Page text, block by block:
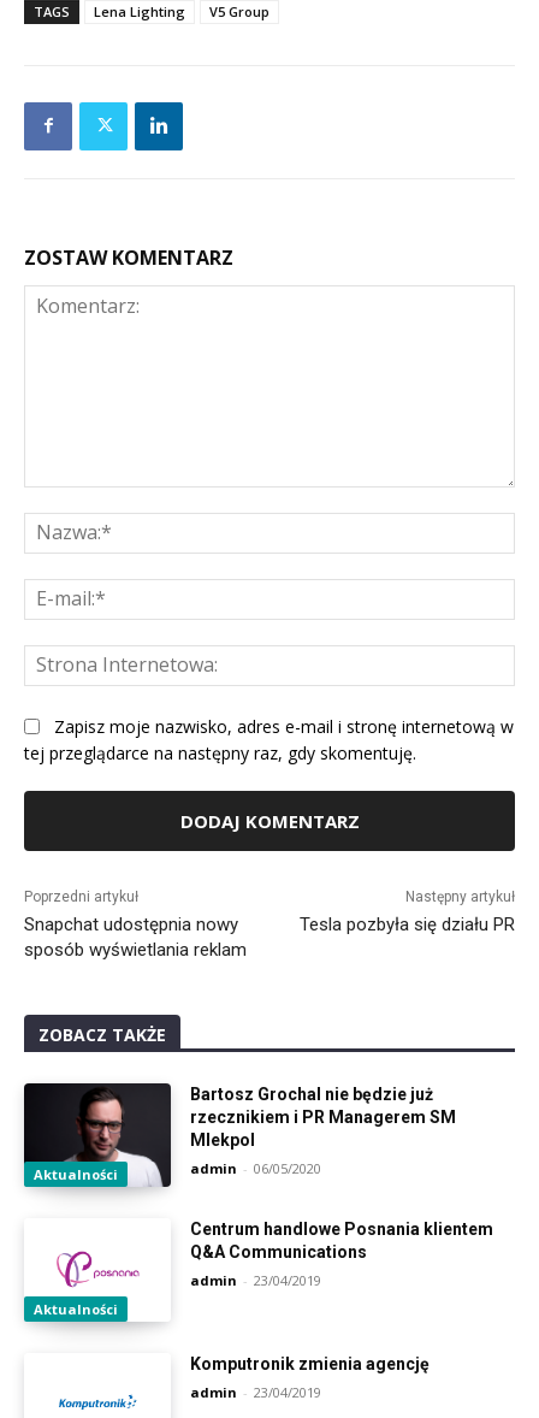
TAGS Lena Lighting V5 Group
ZOSTAW KOMENTARZ
Zapisz moje nazwisko, adres e-mail i stronę internetową w
tej przeglądarce na następny raz, gdy skomentuję.
Poprzedni artykuł
Snapchat udostępnia nowy
sposób wyświetlania reklam
Następny artykuł
Tesla pozbyła się działu PR
ZOBACZ TAKŻE
Aktualności
Bartosz Grochal nie będzie już
rzecznikiem i PR Managerem SM
Mlekpol
admin - 06/05/2020
Aktualności
Centrum handlowe Posnania klientem
Q&A Communications
admin - 23/04/2019
Komputronik zmienia agencję
admin - 23/04/2019